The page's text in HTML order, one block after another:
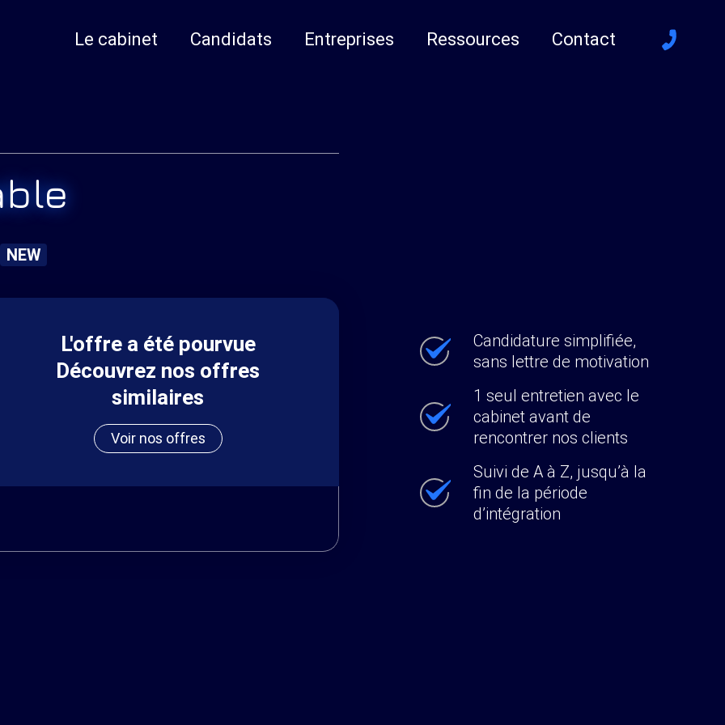
Le cabinet Candidats Entreprises Ressources Contact
NEW
L'offre a été pourvue
Découvrez nos offres
similaires
Voir nos offres
Candidature simplifiée,
sans lettre de motivation
1 seul entretien avec le
cabinet avant de
rencontrer nos clients
Suivi de A à Z, jusqu’à la
fin de la période
d’intégration